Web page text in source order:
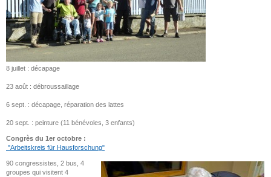
8 juillet : décapage
23 août : débroussaillage
6 sept. : décapage, réparation des lattes
20 sept. : peinture (11 bénévoles, 3 enfants)
Congrès du 1er octobre :
"Arbeitskreis für Hausforschung"
90 congressistes, 2 bus, 4
groupes qui visitent 4